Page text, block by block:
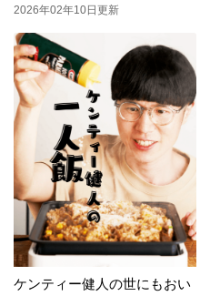
2026年02年10日更新
ケンティー健人の世にもおい